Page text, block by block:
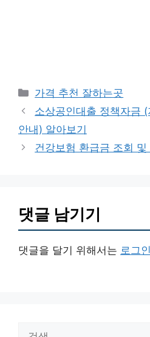
카
테
리
가격 추천 잘하는곳
소상공인대출 정책자금
안내) 알아보기
건강보험 환급금 조회
댓글 남기기
댓글을 달기 위해서는 로그인